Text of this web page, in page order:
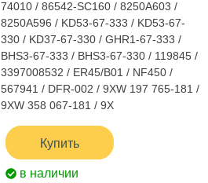
74010 / 86542-SC160 / 8250A603 /
8250A596 / KD53-67-333 / KD53-67-
330 / KD37-67-330 / GHR1-67-333 /
BHS3-67-333 / BHS3-67-330 / 119845 /
3397008532 / ER45/B01 / NF450 /
567941 / DFR-002 / 9XW 197 765-181 /
9XW 358 067-181 / 9X
Купить
в наличии